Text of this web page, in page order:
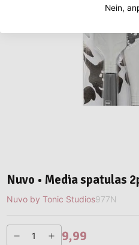
Nuvo • Media spatulas
Nuvo by Tonic Studios977N
9,99
Nein,